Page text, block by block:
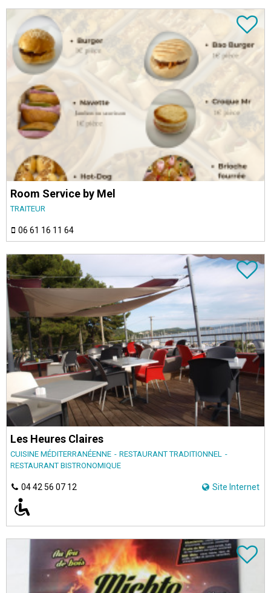
Room Service by Mel
TRAITEUR
06 61 16 11 64
Les Heures Claires
CUISINE MÉDITERRANÉENNE
RESTAURANT TRADITIONNEL
RESTAURANT BISTRONOMIQUE
04 42 56 07 12 Site Internet